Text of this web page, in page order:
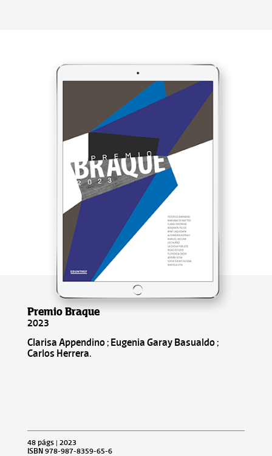
Premio Braque
2023
Clarisa Appendino ; Eugenia Garay Basualdo ;
Carlos Herrera.
48 págs | 2023
ISBN 978-987-8359-65-6